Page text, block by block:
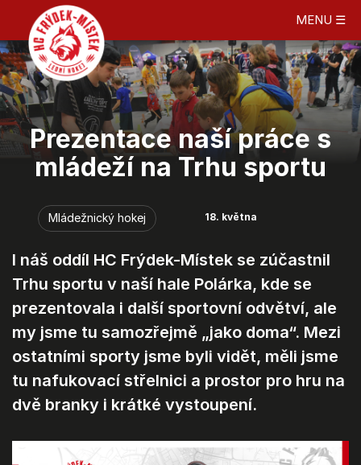
MENU ☰
Prezentace naší práce s
mládeží na Trhu sportu
Mládežnický hokej 18. května
I náš oddíl HC Frýdek-Místek se zúčastnil
Trhu sportu v naší hale Polárka, kde se
prezentovala i další sportovní odvětví, ale
my jsme tu samozřejmě „jako doma“. Mezi
ostatními sporty jsme byli vidět, měli jsme
tu nafukovací střelnici a prostor pro hru na
dvě branky i krátké vystoupení.